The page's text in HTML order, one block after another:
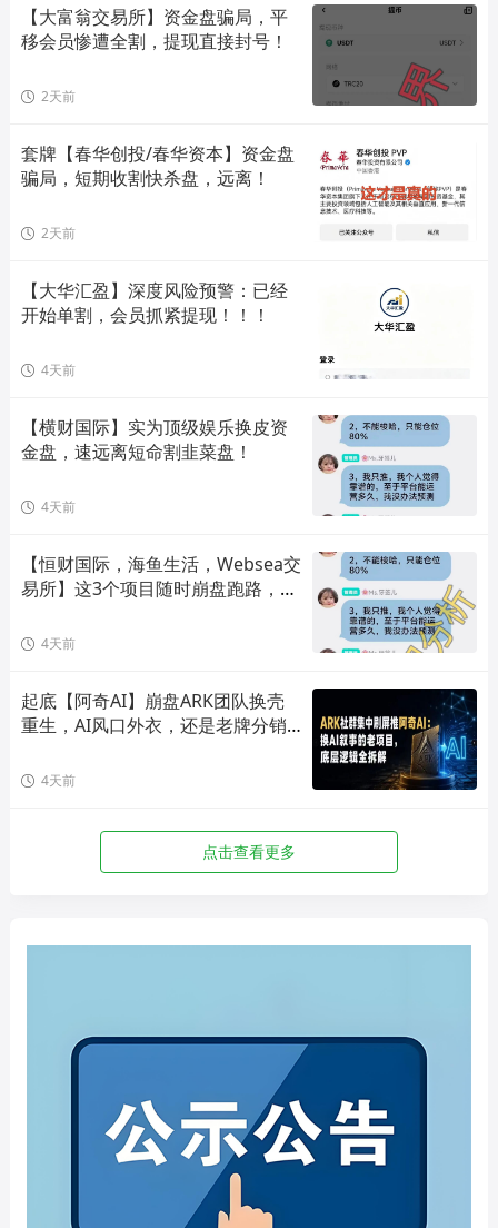
【大富翁交易所】资金盘骗局，平
移会员惨遭全割，提现直接封号！
2天前
套牌【春华创投/春华资本】资金盘
骗局，短期收割快杀盘，远离！
2天前
【大华汇盈】深度风险预警：已经
开始单割，会员抓紧提现！！！
4天前
【横财国际】实为顶级娱乐换皮资
金盘，速远离短命割韭菜盘！
4天前
【恒财国际，海鱼生活，Websea交
易所】这3个项目随时崩盘跑路，赶
4天前
起底【阿奇AI】崩盘ARK团队换壳
重生，AI风口外衣，还是老牌分销
4天前
点击查看更多